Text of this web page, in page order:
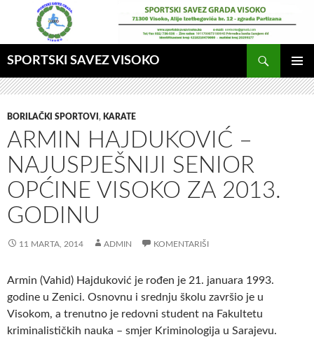
SPORTSKI SAVEZ VISOKO
GLAVNI
MENI
BORILAČKI SPORTOVI , KARATE
ARMIN HAJDUKOVIĆ –
NAJUSPJEŠNIJI SENIOR
OPĆINE VISOKO ZA 2013.
GODINU
11 MARTA, 2014 ADMIN KOMENTARIŠI
Armin (Vahid) Hajduković je rođen je 21. januara 1993.
godine u Zenici. Osnovnu i srednju školu završio je u
Visokom, a trenutno je redovni student na Fakultetu
kriminalističkih nauka – smjer Kriminologija u Sarajevu.